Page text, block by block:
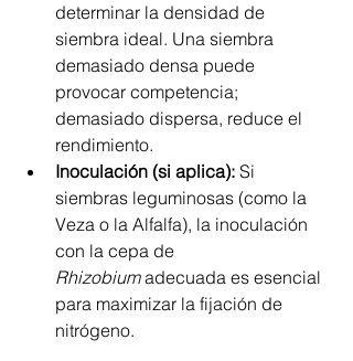
determinar la densidad de
siembra ideal. Una siembra
demasiado densa puede
provocar competencia;
demasiado dispersa, reduce el
rendimiento.
Inoculación (si aplica): Si
siembras leguminosas (como la
Veza o la Alfalfa), la inoculación
con la cepa de
Rhizobium adecuada es esencial
para maximizar la fijación de
nitrógeno.